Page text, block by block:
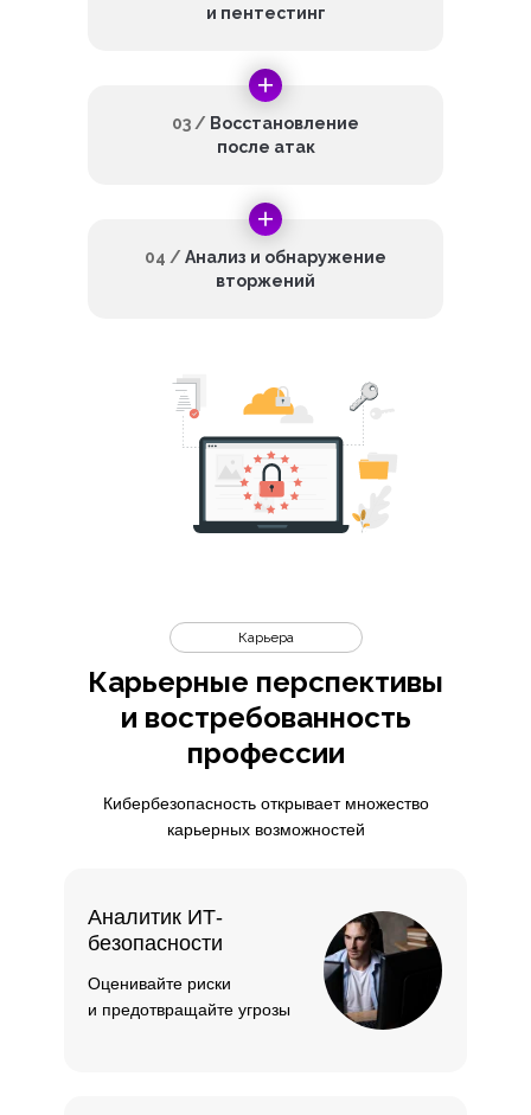
04 / Анализ и обнаружение
вторжений
03 / Восстановление
после атак
и пентестинг
Карьерные перспективы
и востребованность
профессии
Карьера
Кибербезопасность открывает множество
карьерных возможностей
Аналитик ИТ-
безопасности
Оценивайте риски
и предотвращайте угрозы